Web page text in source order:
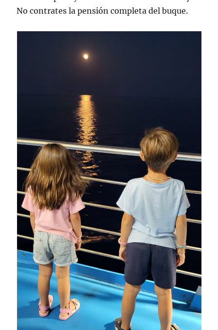
No contrates la pensión completa del buque.